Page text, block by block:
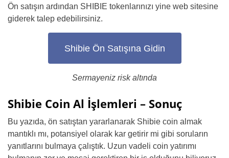
Ön satışın ardından SHIBIE tokenlarınızı yine web sitesine
giderek talep edebilirsiniz.
Shibie Ön Satışına Gidin
Sermayeniz risk altında
Shibie Coin Al İşlemleri – Sonuç
Bu yazıda, ön satıştan yararlanarak Shibie coin almak
mantıklı mı, potansiyel olarak kar getirir mi gibi soruların
yanıtlarını bulmaya çalıştık. Uzun vadeli coin yatırımı